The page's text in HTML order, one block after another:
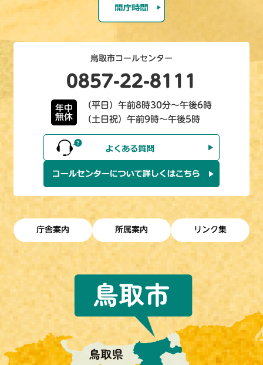
鳥取市コールセンター
0857-22-8111
年中
無休
（平日）午前8時30分～午後6時
（土日祝）午前9時～午後5時
庁舎案内 所属案内 リンク集